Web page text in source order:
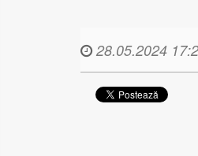
28.05.2024